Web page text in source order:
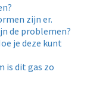
zijn er.
de problemen?
je deze kunt
is dit gas zo